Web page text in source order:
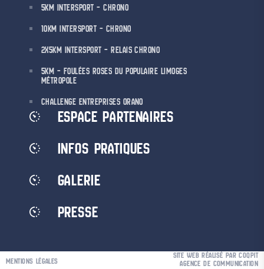
5KM INTERSPORT – CHRONO
10KM INTERSPORT – CHRONO
2X5KM INTERSPORT – RELAIS CHRONO
5KM – FOULÉES ROSES DU POPULAIRE LIMOGES
MÉTROPOLE
CHALLENGE ENTREPRISES ORANO
ESPACE PARTENAIRES
INFOS PRATIQUES
GALERIE
PRESSE
MENTIONS LÉGALES
SITE WEB RÉALISÉ PAR COQPIT
AGENCE DE COMMUNICATION